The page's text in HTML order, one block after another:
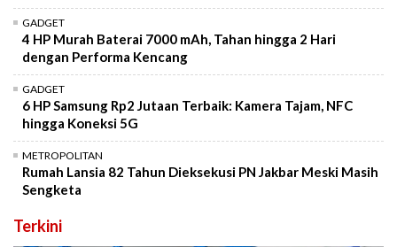
GADGET
4 HP Murah Baterai 7000 mAh, Tahan hingga 2 Hari
dengan Performa Kencang
GADGET
6 HP Samsung Rp2 Jutaan Terbaik: Kamera Tajam, NFC
hingga Koneksi 5G
METROPOLITAN
Rumah Lansia 82 Tahun Dieksekusi PN Jakbar Meski Masih
Sengketa
Terkini